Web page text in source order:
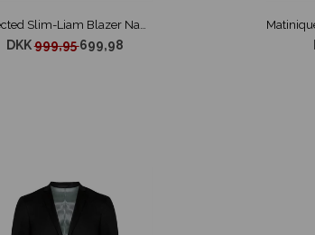
DKK999,95699,98